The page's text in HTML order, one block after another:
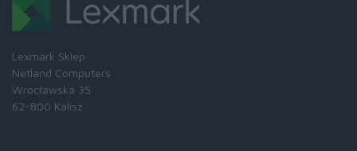
Lexmark Sklep
Netland Computers
Wrocławska 35
62-800 Kalisz